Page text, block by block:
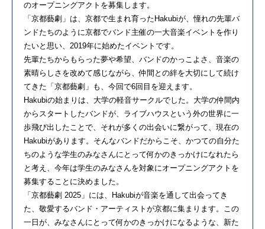
のオープニングアクトを募集します。
「京都藝劇」は、京都で生まれ育ったHakubiが、憧れの先輩バ
ンドたちのように京都でバンド主催の一大音楽イベントを作り
たいと思い、2019年に始めたイベントです。
先輩たちからもらった夢や希望、バンドのかっこよさ、音楽の
素晴らしさを改めて感じながら、仲間との絆を大切にして続け
てきた「京都藝劇」も、今回で6回目を迎えます。
Hakubiの始まりは、大学の軽音サークルでした。大学の仲間内
からスタートしたバンドが、ライブハウスという外の世界に一
歩飛び出したことで、それが多くの出会いに繋がって、現在の
Hakubiがあります。そんなバンドだからこそ、かつての自分た
ちのような学生のみなさんにとって何かのきっかけになれたら
と考え、今年は学生のみなさんを対象にオープニングアクトを
募集することに決めました。
「京都藝劇 2025」には、Hakubiが音楽を通して出会ってき
た、敬愛するバンド・アーティストが京都に集まります。この
一日が、みなさんにとって何かのきっかけになるような、新た